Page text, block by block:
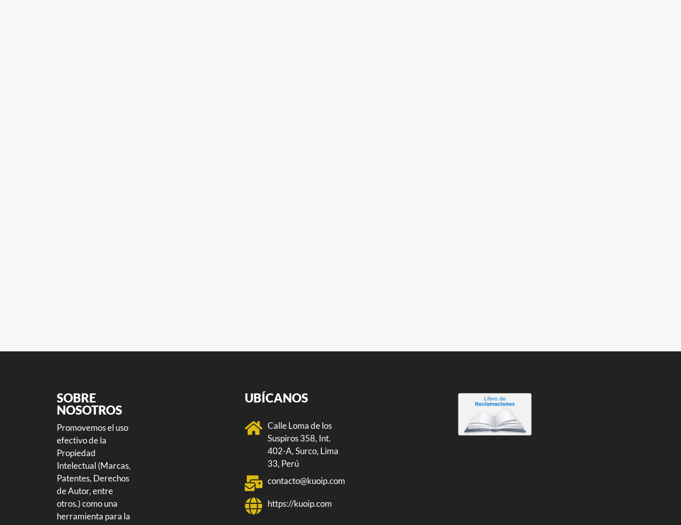
SOBRE
NOSOTROS
Promovemos el uso
efectivo de la
Propiedad
Intelectual (Marcas,
Patentes, Derechos
de Autor, entre
otros.) como una
herramienta para la
UBÍCANOS
Calle Loma de los
Suspiros 358, Int.
402-A, Surco, Lima
33, Perú
contacto@kuoip.com
https://kuoip.com